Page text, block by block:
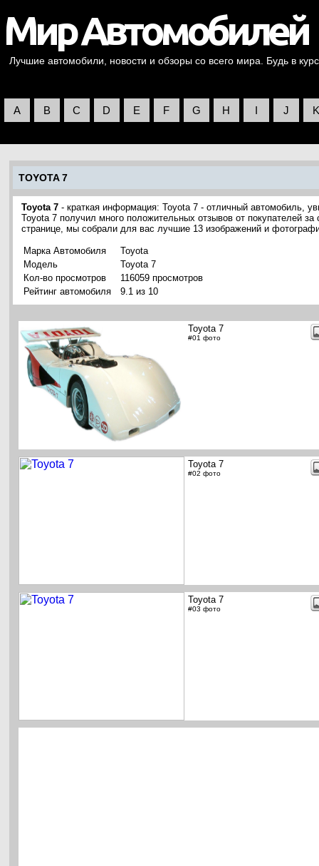
Лучшие автомобили, новости и обзоры со всего мира. Будь в
A B C D E F G H I J K
TOYOTA 7
Toyota 7 - краткая информация: Toyota 7 - отличный автомобиль,
Toyota 7 получил много положительных отзывов от покупателей за
странице, мы собрали для вас лучшие 13 изображений и
Марка Автомобиля
Toyota
Модель
Toyota 7
Кол-во просмотров
116059 просмотров
Рейтинг автомобиля
9.1 из 10
Toyota 7
#01 фото
Toyota 7
#02 фото
Toyota 7
#03 фото